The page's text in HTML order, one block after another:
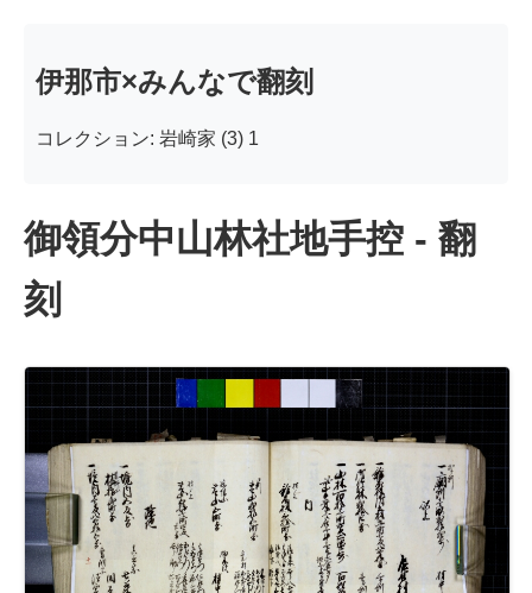
伊那市×みんなで翻刻
コレクション: 岩崎家 (3) 1
御領分中山林社地手控 - 翻
刻